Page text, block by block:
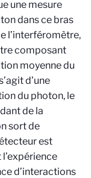
une mesure
dans ce bras
l’interféromètre,
composant
moyenne du
d’une
du photon, le
de la
sort de
est
d’interactions